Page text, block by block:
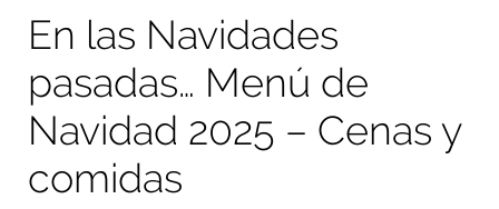
En las Navidades
pasadas… Menú de
Navidad 2025 – Cenas y
comidas